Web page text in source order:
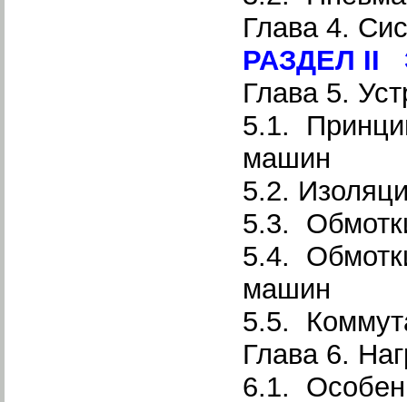
Глава 4.
РАЗДЕЛ II
Глава 5.
5.1.
машин
5.2.
5.3.
5.4.
машин
5.5.
Глава 6.
6.1.